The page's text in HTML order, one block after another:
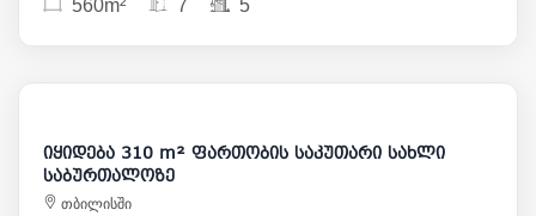
560m² 7 5
895 000
იყიდება 310 m² ფართობის საკუთარი სახლი
საბურთალოზე
თბილისში